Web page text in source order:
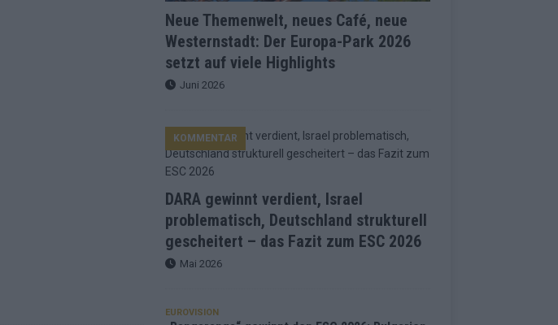
– alle Acts im
provinziell – das Fazit zum
– Zypern
Park 2026 setzt auf viele
gescheitert – das
Neue Themenwelt, neues Café, neue
Westernstadt: Der Europa-Park 2026
setzt auf viele Highlights
Juni 2026
DARA gewinnt verdient, Israel
problematisch, Deutschland strukturell
gescheitert – das Fazit zum ESC 2026
KOMMENTAR
Mai 2026
EUROVISION